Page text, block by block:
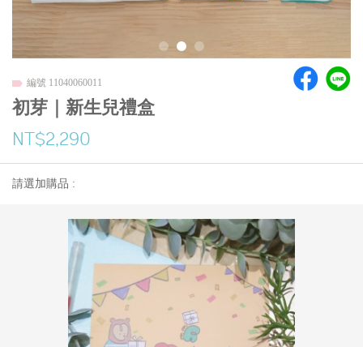
編號 11040060011
初芽｜新生兒禮盒
NT$2,290
請選加購品 :